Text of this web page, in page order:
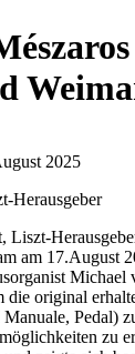
2025
Herausgeber
Liszt-
am 17.August
Michael
die original
Pedal)
zu